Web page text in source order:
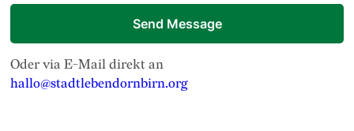
Oder via E-Mail direkt an
hallo@stadtlebendornbirn.org